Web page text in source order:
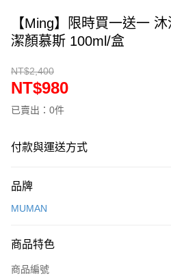
【Ming】限時買一送一
潔顏慕斯 100ml/盒
NT$2,400
NT$980
已賣出：0件
付款與運送方式
信用卡一次付款
Google Pay
ATM付款
品牌
MUMAN
商品特色
商品編號